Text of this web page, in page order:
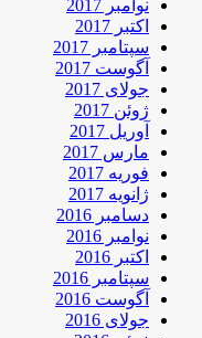
نوامبر 2017
اکتبر 2017
سپتامبر 2017
آگوست 2017
جولای 2017
ژوئن 2017
آوریل 2017
مارس 2017
فوریه 2017
ژانویه 2017
دسامبر 2016
نوامبر 2016
اکتبر 2016
سپتامبر 2016
آگوست 2016
جولای 2016